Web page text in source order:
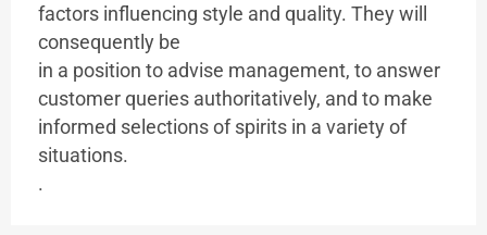
factors influencing style and quality. They will
consequently be
in a position to advise management, to answer
customer queries authoritatively, and to make
informed selections of spirits in a variety of
situations.
.